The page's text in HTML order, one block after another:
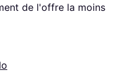
de l'offre la moins